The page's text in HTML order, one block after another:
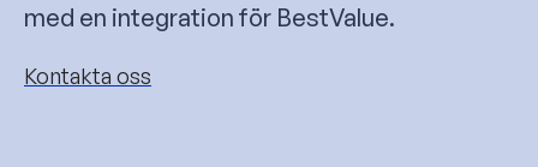
med en integration för BestValue.
Kontakta oss